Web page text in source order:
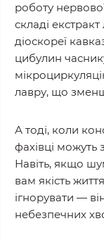
роботу
складі
діоскореї
цибулин
лавру, що
А тоді, коли
фахівці можуть
Навіть, якщо
вам якість
ігнорувати —
небезпечних